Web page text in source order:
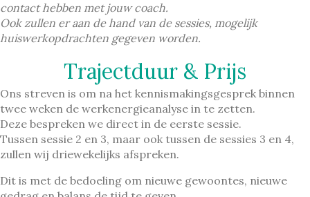
contact hebben met jouw coach.
Ook zullen er aan de hand van de sessies, mogelijk
huiswerkopdrachten gegeven worden.
Trajectduur & Prijs
Ons streven is om na het kennismakingsgesprek binnen
twee weken de werkenergieanalyse in te zetten.
Deze bespreken we direct in de eerste sessie.
Tussen sessie 2 en 3, maar ook tussen de sessies 3 en 4,
zullen wij driewekelijks afspreken.
Dit is met de bedoeling om nieuwe gewoontes, nieuwe